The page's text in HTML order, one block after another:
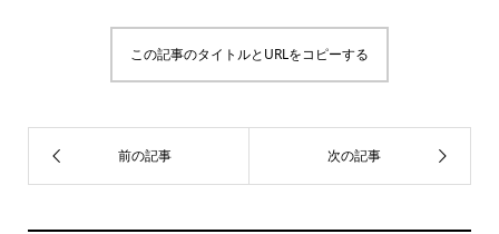
この記事のタイトルとURLをコピーする